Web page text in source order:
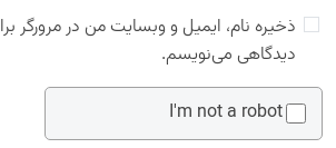
ذخیره نام، ایمیل و وبسایت من در مرورگر
دیدگاهی می‌نویسم.
I'm not a robot